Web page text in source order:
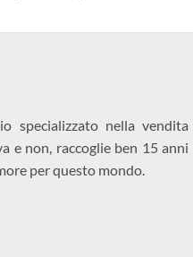
specializzato nella vendita
e non, raccoglie ben 15 anni
per questo mondo.